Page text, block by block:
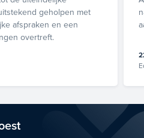
geholpen met
afspraken en een
overtreft.